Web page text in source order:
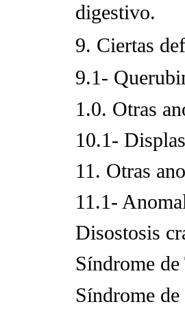
digestivo.
9. Ciertas
9.1-
1.0. Otras
10.1-
11. Otras
11.1-
Disostosis
Síndrome
Síndrome